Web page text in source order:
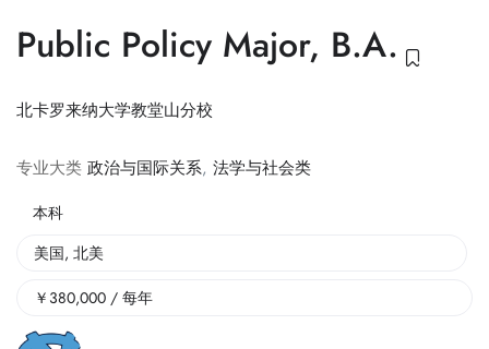
Public Policy Major, B.A.
北卡罗来纳大学教堂山分校
专业大类 政治与国际关系, 法学与社会类
本科
美国, 北美
￥ 380,000 / 每年